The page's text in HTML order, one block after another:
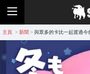
主頁 > 新聞 > 與眾多的卡比一起渡過今